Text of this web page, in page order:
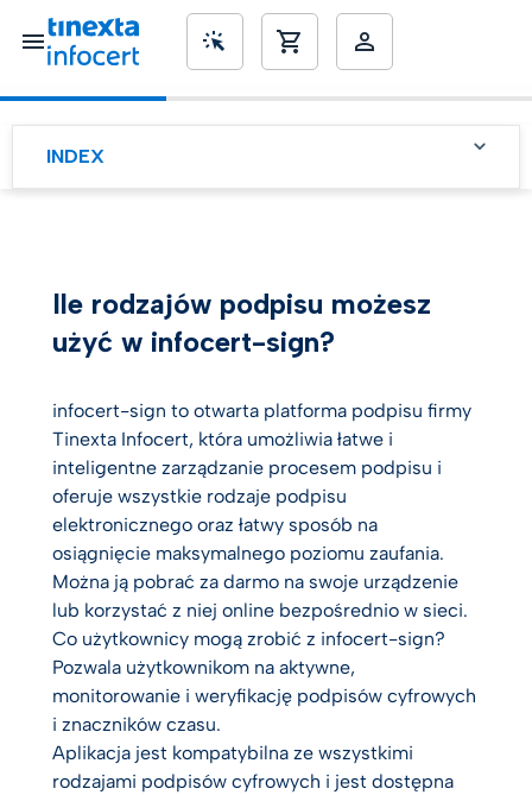
INDEX
podpisów: prosty,
zaawansowany i
kwalifikowany
Ile rodzajów podpisu możesz
użyć w infocert-sign?
infocert-sign to otwarta platforma podpisu firmy
Tinexta Infocert, która umożliwia łatwe i
inteligentne zarządzanie procesem podpisu i
oferuje wszystkie rodzaje podpisu
elektronicznego oraz łatwy sposób na
osiągnięcie maksymalnego poziomu zaufania.
Można ją pobrać za darmo na swoje urządzenie
lub korzystać z niej online bezpośrednio w sieci.
Co użytkownicy mogą zrobić z infocert-sign?
Pozwala użytkownikom na aktywne,
monitorowanie i weryfikację podpisów cyfrowych
i znaczników czasu.
Aplikacja jest kompatybilna ze wszystkimi
rodzajami podpisów cyfrowych i jest dostępna